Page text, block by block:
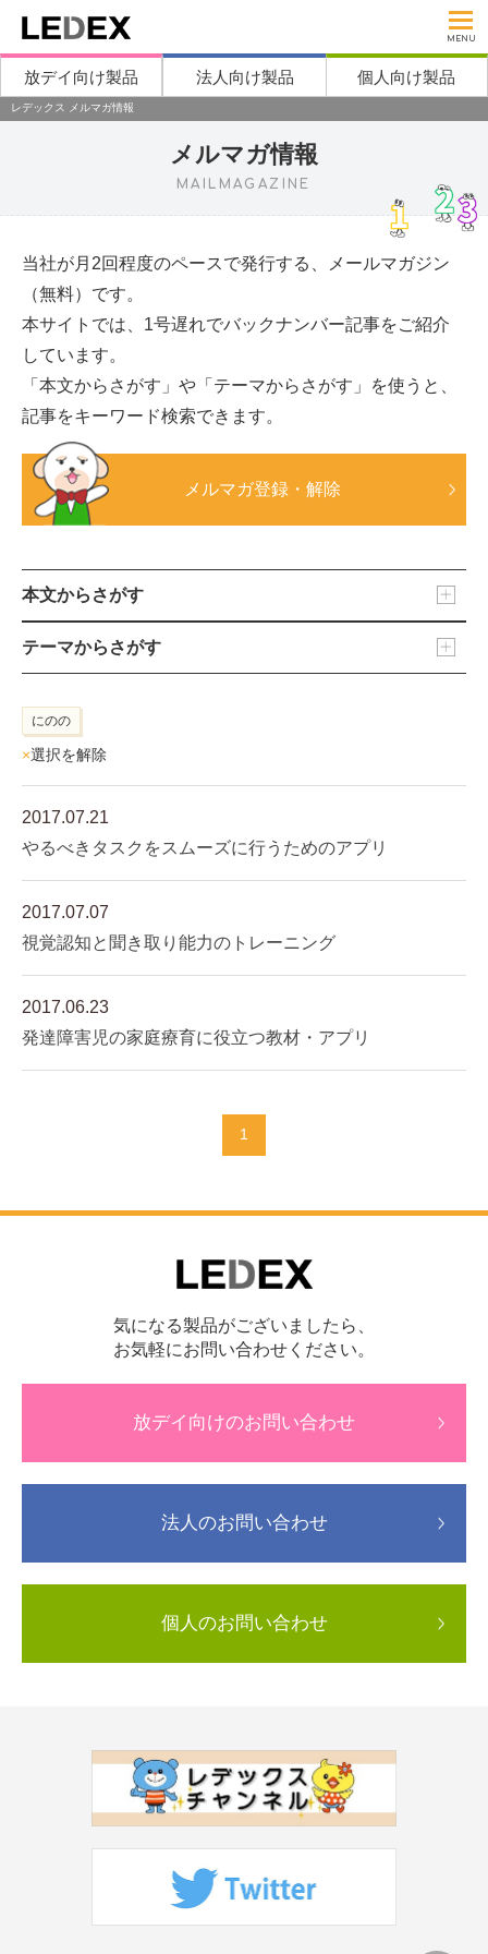
MENU
放デイ向け製品 法人向け製品 個人向け製品
レデックス メルマガ情報
メルマガ情報
MAILMAGAZINE
当社が月2回程度のペースで発行する、メールマガジン
（無料）です。
本サイトでは、1号遅れでバックナンバー記事をご紹介
しています。
「本文からさがす」や「テーマからさがす」を使うと、
記事をキーワード検索できます。
メルマガ登録・解除
本文からさがす
テーマからさがす
にのの
×選択を解除
2017.07.21
やるべきタスクをスムーズに行うためのアプリ
2017.07.07
視覚認知と聞き取り能力のトレーニング
2017.06.23
発達障害児の家庭療育に役立つ教材・アプリ
1
気になる製品がございましたら、
お気軽にお問い合わせください。
放デイ向けのお問い合わせ
法人のお問い合わせ
個人のお問い合わせ